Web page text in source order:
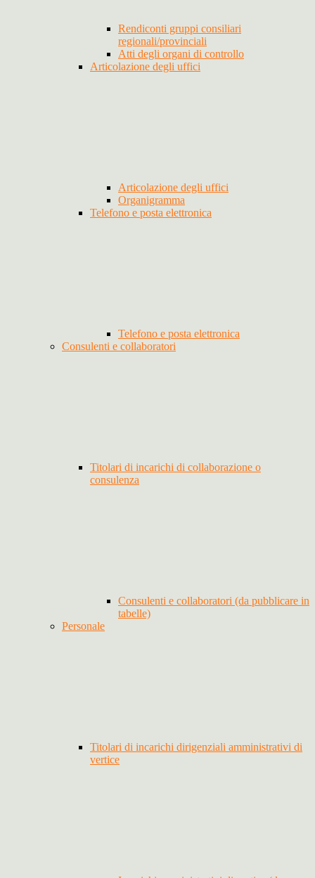
Rendiconti gruppi consiliari
regionali/provinciali
Atti degli organi di controllo
Articolazione degli uffici
Articolazione degli uffici
Organigramma
Telefono e posta elettronica
Telefono e posta elettronica
Consulenti e collaboratori
Titolari di incarichi di collaborazione o
consulenza
Consulenti e collaboratori (da pubblicare in
tabelle)
Personale
Titolari di incarichi dirigenziali amministrativi di
vertice